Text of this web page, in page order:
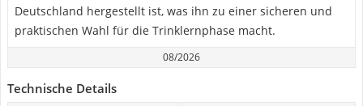
Deutschland hergestellt ist, was ihn zu einer sicheren und
praktischen Wahl für die Trinklernphase macht.
08/2026
Technische Details